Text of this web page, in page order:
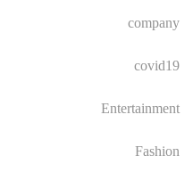
company
covid19
Entertainment
Fashion